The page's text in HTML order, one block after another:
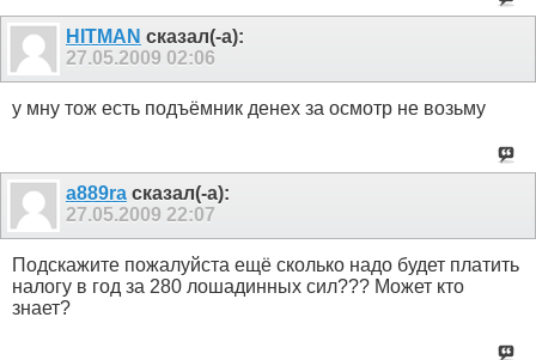
HITMAN сказал(-а):
27.05.2009 02:06
у мну тож есть подъёмник денех за осмотр не возьму
a889ra сказал(-а):
27.05.2009 22:07
Подскажите пожалуйста ещё сколько надо будет платить
налогу в год за 280 лошадинных сил??? Может кто
знает?